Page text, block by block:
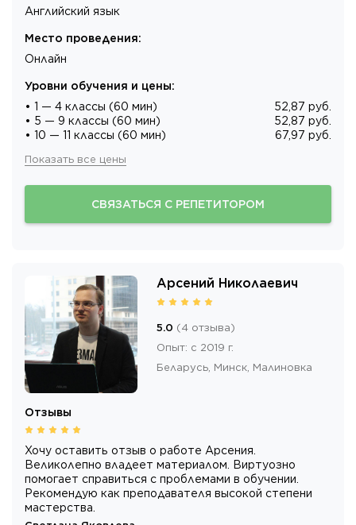
Английский язык
Место проведения:
Онлайн
Уровни обучения и цены:
• 1 — 4 классы (60 мин)
52,87 руб.
• 5 — 9 классы (60 мин)
52,87 руб.
• 10 — 11 классы (60 мин)
67,97 руб.
Показать все цены
СВЯЗАТЬСЯ С РЕПЕТИТОРОМ
Арсений Николаевич
5.0 (4 отзыва)
Опыт: c 2019 г.
Беларусь, Минск, Малиновка
Отзывы
Хочу оставить отзыв о работе Арсения.
Великолепно владеет материалом. Виртуозно
помогает справиться с проблемами в обучении.
Рекомендую как преподавателя высокой степени
мастерства.